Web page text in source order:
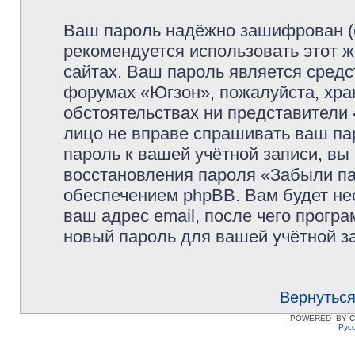
Ваш пароль надёжно зашифрован
рекомендуется использовать этот
сайтах. Ваш пароль является
форумах «Югзон», пожалуйста,
обстоятельствах ни
лицо не вправе спрашивать ваш
пароль к вашей учётной записи,
восстановления пароля «Забыли
обеспечением phpBB. Вам будет
ваш адрес email, после чего
новый пароль для вашей учётной
POWERED_BY